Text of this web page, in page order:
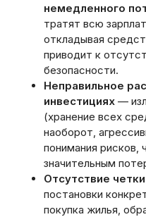
немедленного
тратят всю
откладывая
приводит к
безопасности.
Неправильное
инвестициях —
(хранение всех
наоборот‚
понимания
значительным
Отсутствие
постановки
покупка жилья‚